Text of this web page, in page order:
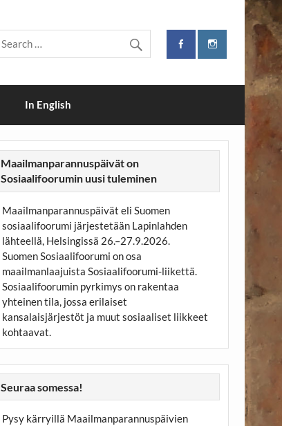
In English
Maailmanparannuspäivät on
Sosiaalifoorumin uusi tuleminen
Maailmanparannuspäivät eli Suomen
sosiaalifoorumi järjestetään Lapinlahden
lähteellä, Helsingissä 26.–27.9.2026.
Suomen Sosiaalifoorumi on osa
maailmanlaajuista Sosiaalifoorumi-liikettä.
Sosiaalifoorumin pyrkimys on rakentaa
yhteinen tila, jossa erilaiset
kansalaisjärjestöt ja muut sosiaaliset liikkeet
kohtaavat.
Seuraa somessa!
Pysy kärryillä Maailmanparannuspäivien